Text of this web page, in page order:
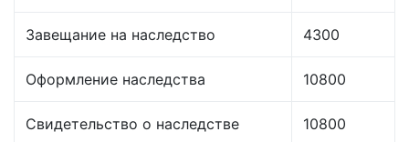
Завещание на наследство 4300
Оформление наследства 10800
Свидетельство о наследстве 10800